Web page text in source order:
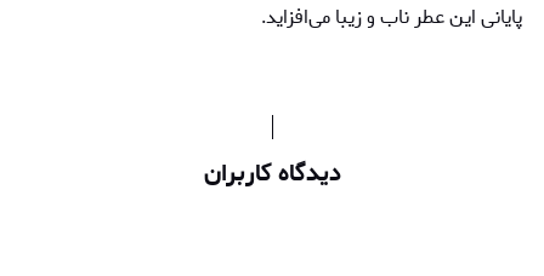
پایانی این عطر ناب و زیبا می‌افزاید.
دیدگاه کاربران